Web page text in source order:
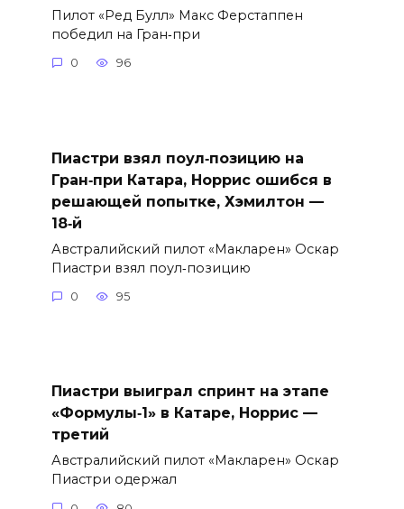
Пилот «Ред Булл» Макс Ферстаппен
победил на Гран‑при
0 96
Пиастри взял поул‑позицию на
Гран‑при Катара, Норрис ошибся в
решающей попытке, Хэмилтон —
18‑й
Австралийский пилот «Макларен» Оскар
Пиастри взял поул‑позицию
0 95
Пиастри выиграл спринт на этапе
«Формулы‑1» в Катаре, Норрис —
третий
Австралийский пилот «Макларен» Оскар
Пиастри одержал